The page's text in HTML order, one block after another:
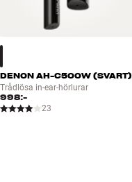
DENON AH-C500W (SVART)
Trådlösa in-ear-hörlurar
998:-
23